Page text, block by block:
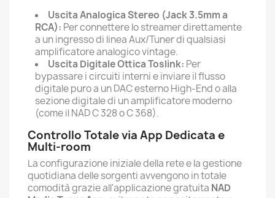
Uscita Analogica Stereo (Jack 3.5mm a
RCA): Per connettere lo streamer direttamente
a un ingresso di linea Aux/Tuner di qualsiasi
amplificatore analogico vintage.
Uscita Digitale Ottica Toslink: Per
bypassare i circuiti interni e inviare il flusso
digitale puro a un DAC esterno High-End o alla
sezione digitale di un amplificatore moderno
(come il NAD C 328 o C 368).
Controllo Totale via App Dedicata e
Multi-room
La configurazione iniziale della rete e la gestione
quotidiana delle sorgenti avvengono in totale
comodità grazie all'applicazione gratuita NAD